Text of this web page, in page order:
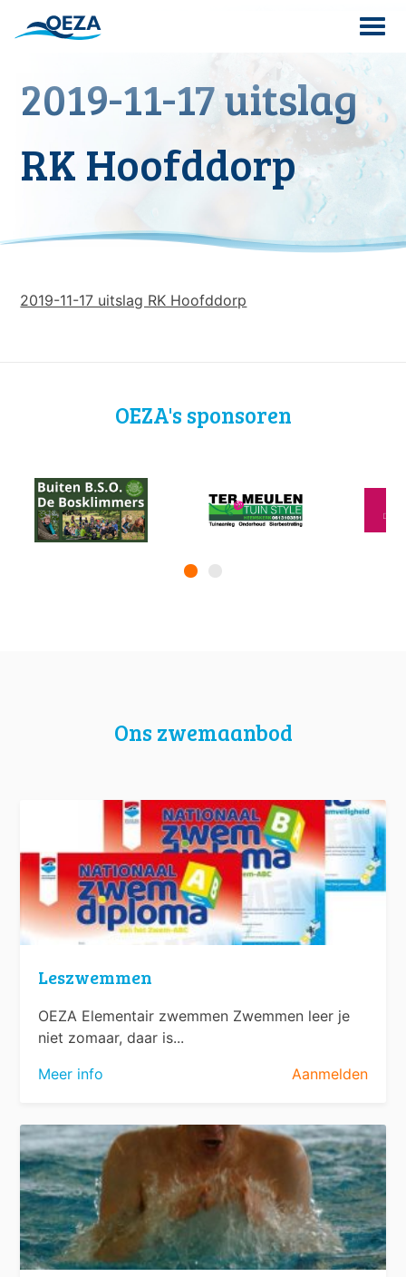
Search
for:
2019-11-17 uitslag
RK Hoofddorp
2019-11-17 uitslag RK Hoofddorp
OEZA's sponsoren
Ons zwemaanbod
Leszwemmen
OEZA Elementair zwemmen Zwemmen leer je
niet zomaar, daar is...
Meer info
Aanmelden